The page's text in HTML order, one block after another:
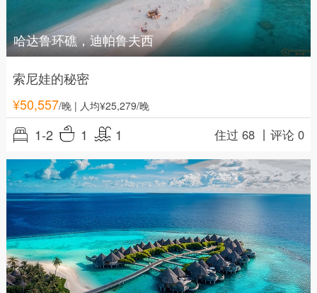
哈达鲁环礁，迪帕鲁夫西
索尼娃的秘密
¥50,557/晚| 人均¥25,279/晚
1-2 1 1 住过 68 丨评论 0